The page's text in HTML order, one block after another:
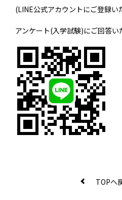
(LINE公式アカウントにご登録い
アンケート(入学試験)にご回答
TOPへ